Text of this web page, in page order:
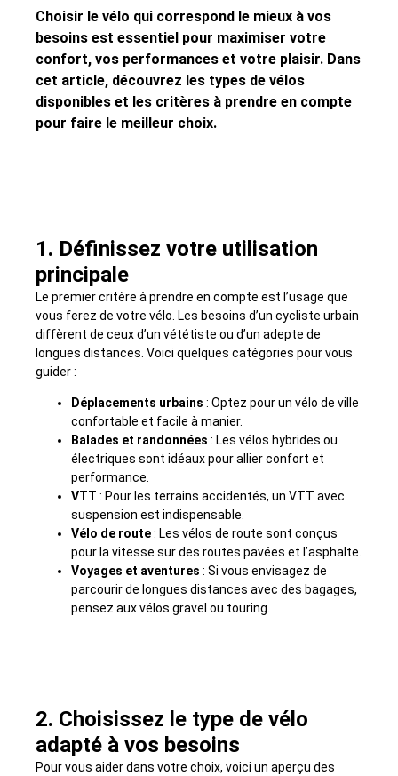
Choisir le vélo qui correspond le mieux à vos
besoins est essentiel pour maximiser votre
confort, vos performances et votre plaisir. Dans
cet article, découvrez les types de vélos
disponibles et les critères à prendre en compte
pour faire le meilleur choix.
1. Définissez votre utilisation
principale
Le premier critère à prendre en compte est l’usage que
vous ferez de votre vélo. Les besoins d’un cycliste urbain
diffèrent de ceux d’un vététiste ou d’un adepte de
longues distances. Voici quelques catégories pour vous
guider :
Déplacements urbains : Optez pour un vélo de ville
confortable et facile à manier.
Balades et randonnées : Les vélos hybrides ou
électriques sont idéaux pour allier confort et
performance.
VTT : Pour les terrains accidentés, un VTT avec
suspension est indispensable.
Vélo de route: Les vélos de route sont conçus
pour la vitesse sur des routes pavées et l’asphalte.
Voyages et aventures : Si vous envisagez de
parcourir de longues distances avec des bagages,
pensez aux vélos gravel ou touring.
2. Choisissez le type de vélo
adapté à vos besoins
Pour vous aider dans votre choix, voici un aperçu des